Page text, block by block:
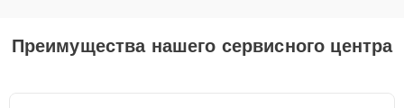
Преимущества нашего сервисного центра